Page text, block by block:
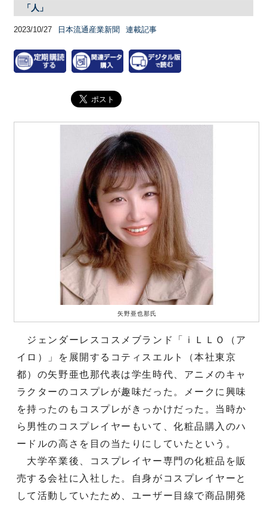
「人」
2023/10/27 日本流通産業新聞 連載記事
矢野亜也那氏
ジェンダーレスコスメブランド「ｉＬＬＯ（ア
イロ）」を展開するコティスエルト（本社東京
都）の矢野亜也那代表は学生時代、アニメのキャ
ラクターのコスプレが趣味だった。メークに興味
を持ったのもコスプレがきっかけだった。当時か
ら男性のコスプレイヤーもいて、化粧品購入のハ
ードルの高さを目の当たりにしていたという。
大学卒業後、コスプレイヤー専門の化粧品を販
売する会社に入社した。自身がコスプレイヤーと
して活動していたため、ユーザー目線で商品開発